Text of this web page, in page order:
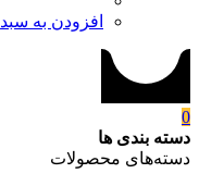
افزودن به سبد
0
دسته بندی ها
دسته‌های محصولات